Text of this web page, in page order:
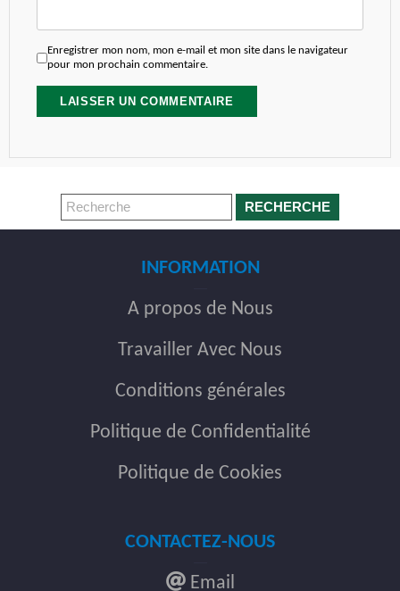
Enregistrer mon nom, mon e-mail et mon site dans le navigateur
pour mon prochain commentaire.
RECHERCHE
INFORMATION
A propos de Nous
Travailler Avec Nous
Conditions générales
Politique de Confidentialité
Politique de Cookies
CONTACTEZ-NOUS
Email